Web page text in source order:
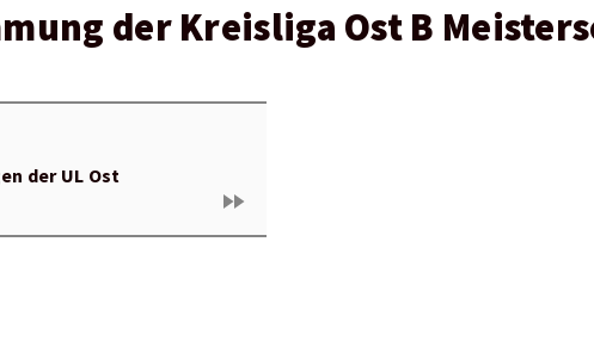
der Kreisliga Ost B
der UL Ost
fast_forward